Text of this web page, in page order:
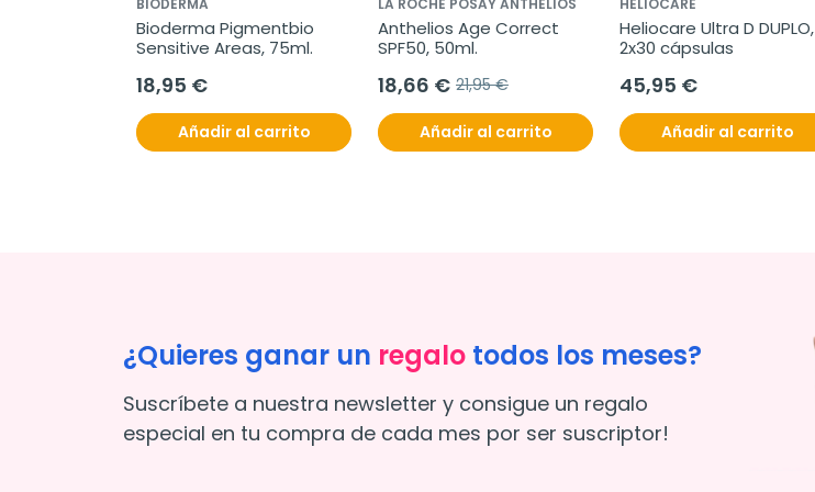
BIODERMA
Bioderma Pigmentbio
Sensitive Areas, 75ml.
18,95 €
Añadir al carrito
LA ROCHE POSAY ANTHELIOS
Anthelios Age Correct
SPF50, 50ml.
18,66 € 21,95 €
Añadir al carrito
HELIOCARE
Heliocare Ultra D DUPLO,
2x30 cápsulas
45,95 €
Añadir al carrito
¿Quieres ganar un regalo todos los meses?
Suscríbete a nuestra newsletter y consigue un regalo
especial en tu compra de cada mes por ser suscriptor!